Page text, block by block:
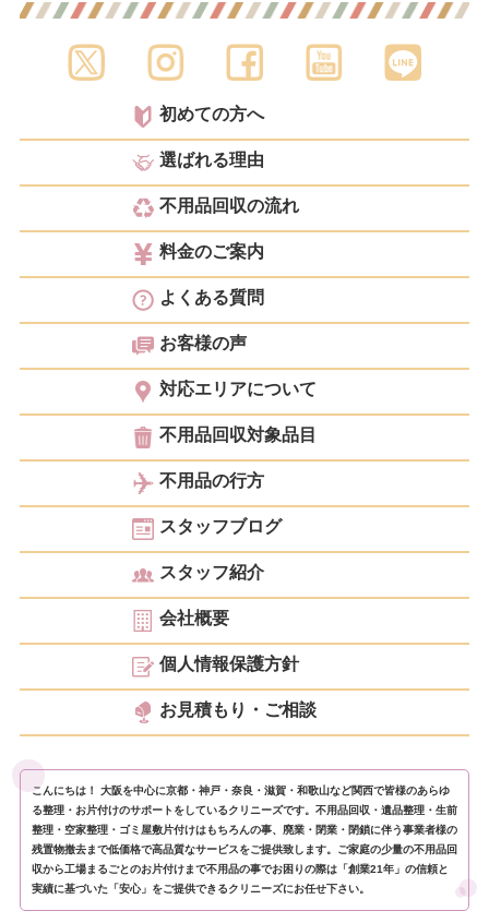
初めての方へ
選ばれる理由
不用品回収の流れ
料金のご案内
よくある質問
お客様の声
対応エリアについて
不用品回収対象品目
不用品の行方
スタッフブログ
スタッフ紹介
会社概要
個人情報保護方針
お見積もり・ご相談
こんにちは！ 大阪を中心に京都・神戸・奈良・滋賀・和歌山など関西で皆様のあらゆ
る整理・お片付けのサポートをしているクリニーズです。不用品回収・遺品整理・生前
整理・空家整理・ゴミ屋敷片付けはもちろんの事、廃業・閉業・閉鎖に伴う事業者様の
残置物撤去まで低価格で高品質なサービスをご提供致します。ご家庭の少量の不用品回
収から工場まるごとのお片付けまで不用品の事でお困りの際は「創業21年」の信頼と
実績に基づいた「安心」をご提供できるクリニーズにお任せ下さい。